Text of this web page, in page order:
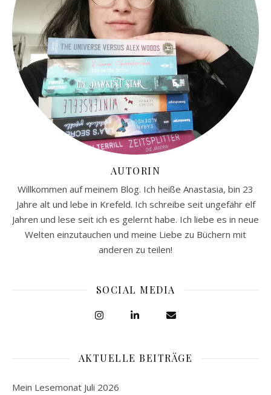
AUTORIN
Willkommen auf meinem Blog. Ich heiße Anastasia, bin 23
Jahre alt und lebe in Krefeld. Ich schreibe seit ungefähr elf
Jahren und lese seit ich es gelernt habe. Ich liebe es in neue
Welten einzutauchen und meine Liebe zu Büchern mit
anderen zu teilen!
SOCIAL MEDIA
AKTUELLE BEITRÄGE
Mein Lesemonat Juli 2026